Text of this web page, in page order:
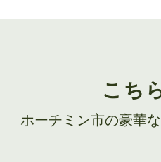
こち
ホーチミン市の豪華